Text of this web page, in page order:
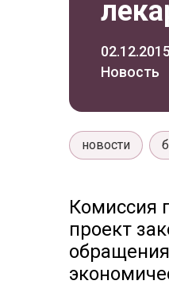
02.12.2015
Новость
новости
Комиссия
проект